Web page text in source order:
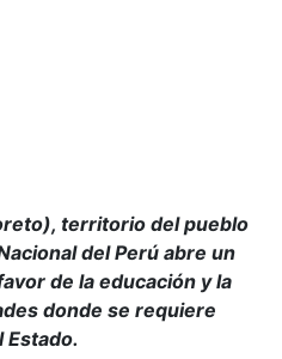
territorio del pueblo
del Perú abre un
de la educación y la
donde se requiere
Estado.